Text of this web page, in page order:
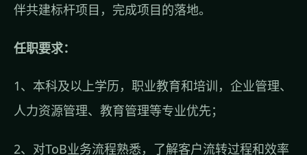
伴共建标杆项目，完成项目的落地。
任职要求：
1、本科及以上学历，职业教育和培训，企业管理、
人力资源管理、教育管理等专业优先；
2、对ToB业务流程熟悉，了解客户流转过程和效率